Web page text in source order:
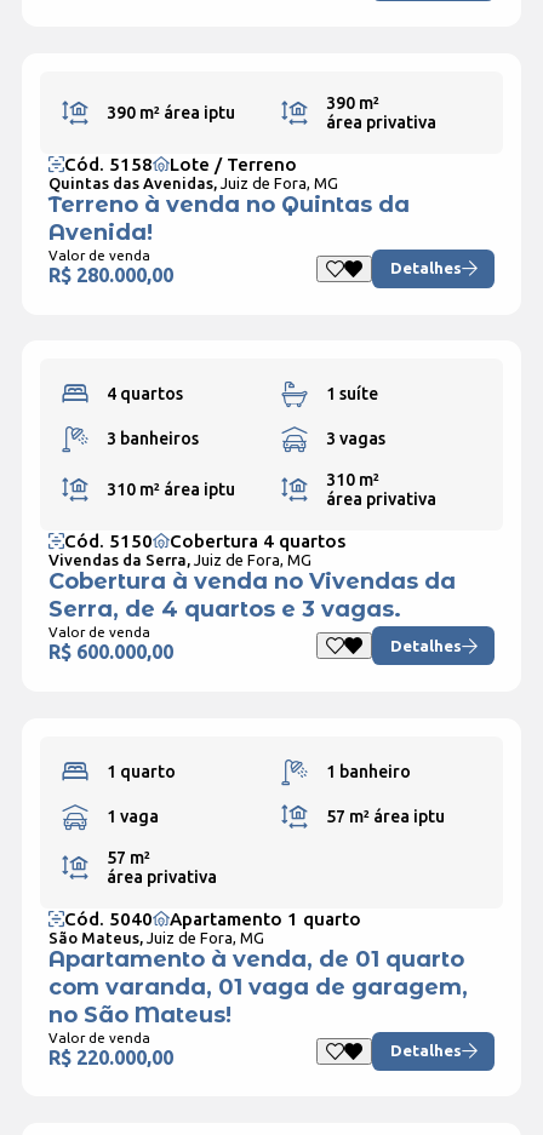
390 m² área iptu
390 m²
área privativa
Cód. 5158 Lote / Terreno
Quintas das Avenidas, Juiz de Fora, MG
Terreno à venda no Quintas da
Avenida!
Valor de venda
R$ 280.000,00 Detalhes
4 quartos 1 suíte
3 banheiros 3 vagas
310 m² área iptu
310 m²
área privativa
Cód. 5150 Cobertura 4 quartos
Vivendas da Serra, Juiz de Fora, MG
Cobertura à venda no Vivendas da
Serra, de 4 quartos e 3 vagas.
Valor de venda
R$ 600.000,00 Detalhes
1 quarto 1 banheiro
1 vaga 57 m² área iptu
57 m²
área privativa
Cód. 5040 Apartamento 1 quarto
São Mateus, Juiz de Fora, MG
Apartamento à venda, de 01 quarto
com varanda, 01 vaga de garagem,
no São Mateus!
Valor de venda
R$ 220.000,00 Detalhes